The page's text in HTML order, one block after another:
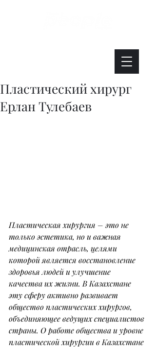
Пластический хирург
Ерлан Тулебаев
Пластическая хирургия – это не
только эстетика, но и важная
медицинская отрасль, целями
которой является восстановление
здоровья людей и улучшение
качества их жизни. В Казахстане
эту сферу активно развивает
общество пластических хирургов,
объединяющее ведущих специалистов
страны. О работе общества и уровне
пластической хирургии в Казахстане